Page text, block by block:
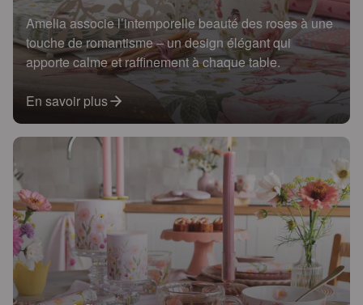
Amelia associe l’intemporelle beauté des roses à une
touche de romantisme – un design élégant qui
apporte calme et raffinement à chaque table.
En savoir plus